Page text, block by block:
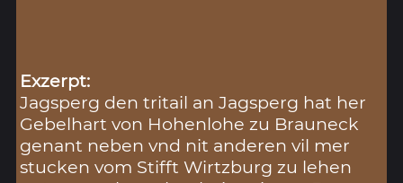
Exzerpt:
Jagsperg den tritail an Jagsperg hat her
Gebelhart von Hohenlohe zu Brauneck
genant neben vnd nit anderen vil mer
stucken vom Stifft Wirtzburg zu lehen